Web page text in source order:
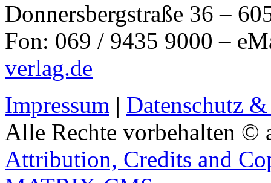
Donnersbergstraße 36 –
Fon: 069 / 9435 9000 –
verlag.de
Impressum | Datenschutz
Alle Rechte vorbehalten ©
Attribution, Credits and